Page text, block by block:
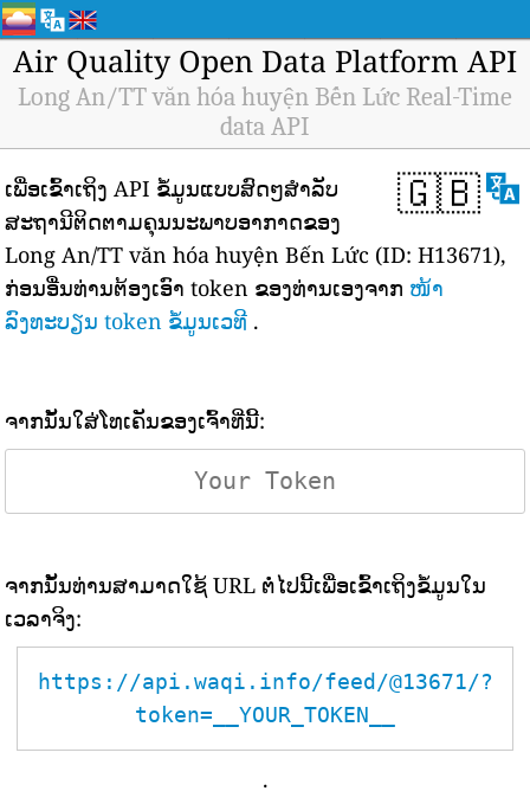
Air Quality Open Data Platform API
Long An/TT văn hóa huyện Bến Lức Real-Time
data API
🇬🇧
ເພື່ອເຂົ້າເຖິງ API ຂໍ້ມູນແບບສົດໆສຳລັບ
ສະຖານີຕິດຕາມຄຸນນະພາບອາກາດຂອງ
Long An/TT văn hóa huyện Bến Lức (ID: H13671),
ກ່ອນອື່ນທ່ານຕ້ອງເອົາ token ຂອງທ່ານເອງຈາກ ໜ້າ
ລົງທະບຽນ token ຂໍ້ມູນເວທີ .
ຈາກນັ້ນໃສ່ໂທເຄັນຂອງເຈົ້າທີ່ນີ້:
ຈາກນັ້ນທ່ານສາມາດໃຊ້ URL ຕໍ່ໄປນີ້ເພື່ອເຂົ້າເຖິງຂໍ້ມູນໃນ
ເວລາຈິງ:
https://api.waqi.info/feed/@13671/?
token=__YOUR_TOKEN__
.